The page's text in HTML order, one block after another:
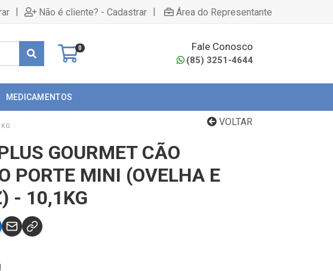
| Não é cliente? - Cadastrar | Área do Representante
0 Fale Conosco
(85) 3251-4644
MEDICAMENTOS
VOLTAR
GOURMET CÃO
PORTE MINI (OVELHA E
- 10,1KG